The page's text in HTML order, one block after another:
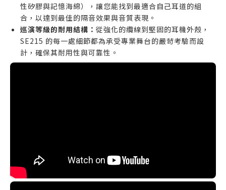
性矽膠與記憶海綿），讓您能找到最適合自己耳道的組
合，以達到最佳的隔音效果與音質表現。
巡演等級的耐用結構： 從強化的纜線到堅固的耳機外殼，
SE215 的每一處細節都為承受專業舞台的嚴苛考驗而設
計，確保其耐用性與可靠性。